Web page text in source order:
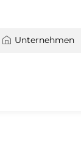
Unternehmen